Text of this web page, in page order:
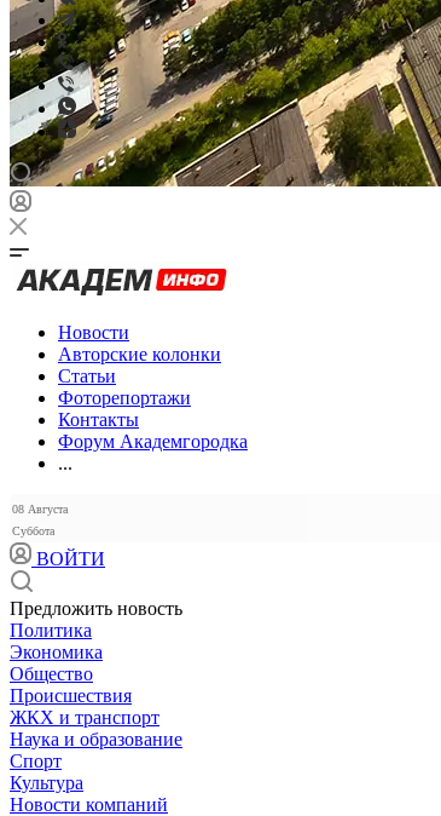
Новости
Авторские колонки
Статьи
Фоторепортажи
Контакты
Форум Академгородка
...
08 Августа
Суббота
ВОЙТИ
Предложить новость
Политика
Экономика
Общество
Происшествия
ЖКХ и транспорт
Наука и образование
Спорт
Культура
Новости компаний